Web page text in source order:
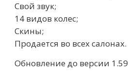
Свой звук;
14 видов колес;
Скины;
Продается во всех салонах.
Обновление до версии 1.59